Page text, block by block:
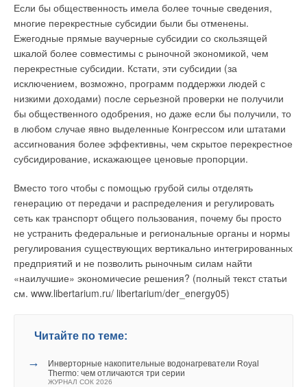
Если бы общественность имела более точные сведения,
многие перекрестные субсидии были бы отменены.
Ежегодные прямые ваучерные субсидии со скользящей
шкалой более совместимы с рыночной экономикой, чем
перекрестные субсидии. Кстати, эти субсидии (за
исключением, возможно, программ поддержки людей с
низкими доходами) после серьезной проверки не получили
бы общественного одобрения, но даже если бы получили, то
в любом случае явно выделенные Конгрессом или штатами
ассигнования более эффективны, чем скрытое перекрестное
субсидирование, искажающее ценовые пропорции.
Вместо того чтобы с помощью грубой силы отделять
генерацию от передачи и распределения и регулировать
сеть как транспорт общего пользования, почему бы просто
не устранить федеральные и региональные органы и нормы
регулирования существующих вертикально интегрированных
предприятий и не позволить рыночным силам найти
«наилучшие» экономичесие решения? (полный текст статьи
см. www.libertarium.ru/ libertarium/der_energy05)
Читайте по теме:
→
Инверторные накопительные водонагреватели Royal
Thermo: чем отличаются три серии
ЖУРНАЛ СОК 2026